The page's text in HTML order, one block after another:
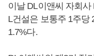
이날 DL이앤씨 자회
L건설은 보통주 1주당
1.7%다.